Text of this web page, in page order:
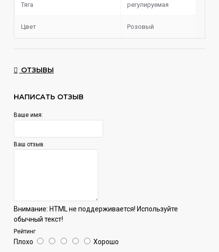
Тяга регулируемая
Цвет Розовый
ОТЗЫВЫ
НАПИСАТЬ ОТЗЫВ
Ваше имя:
Ваш отзыв
Внимание: HTML не поддерживается! Используйте
обычный текст!
Рейтинг
Плохо Хорошо